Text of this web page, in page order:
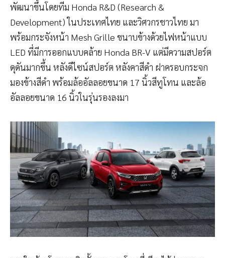
พัฒนาขึ้นโดยทีม Honda R&D (Research &
Development) ในประเทศไทย และวิศวกรชาวไทย มา
พร้อมกระจังหน้า Mesh Grille ขนาบข้างด้วยไฟหน้าแบบ
LED ที่มีการออกแบบคล้าย Honda BR-V แต่มีความสปอร์ต
ดุดันมากขึ้น หลังดีไซน์สปอร์ต หลังคาสีดำ ฝาครอบกระจก
มองข้างสีดำ พร้อมล้ออัลลอยขนาด 17 นิ้วสีทูโทน และล้อ
อัลลอยขนาด 16 นิ้วในรุ่นรองลงมา